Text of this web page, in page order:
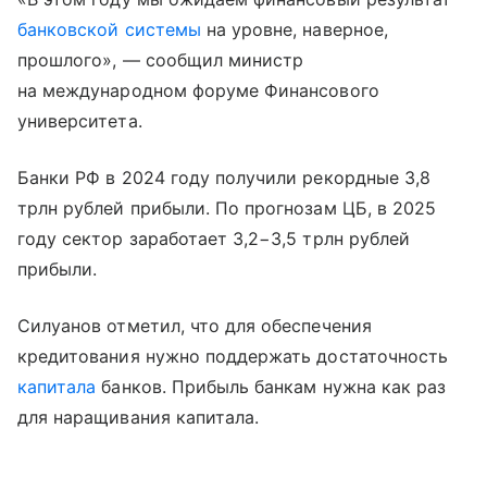
банковской системы на уровне, наверное,
прошлого», — сообщил министр
на международном форуме Финансового
университета.
Банки РФ в 2024 году получили рекордные 3,8
трлн рублей прибыли. По прогнозам ЦБ, в 2025
году сектор заработает 3,2−3,5 трлн рублей
прибыли.
Силуанов отметил, что для обеспечения
кредитования нужно поддержать достаточность
капитала банков. Прибыль банкам нужна как раз
для наращивания капитала.